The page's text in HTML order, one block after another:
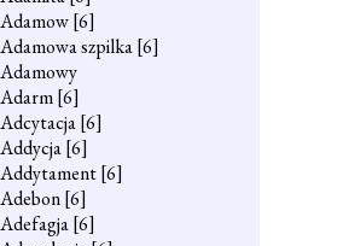
Adamow[6]
Adamowa szpilka[6]
Adamowy
Adarm[6]
Adcytacja[6]
Addycja[6]
Addytament[6]
Adebon[6]
Adefagja[6]